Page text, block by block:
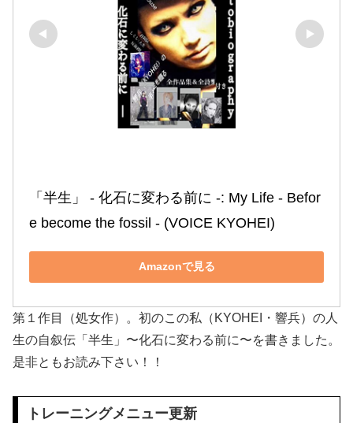
「半生」 ‐ 化石に変わる前に ‐: My Life ‐ Befor
e become the fossil ‐ (VOICE KYOHEI)
Amazonで見る
第１作目（処女作）。初のこの私（KYOHEI・響兵）の人
生の自叙伝「半生」〜化石に変わる前に〜を書きました。
是非ともお読み下さい！！
トレーニングメニュー更新